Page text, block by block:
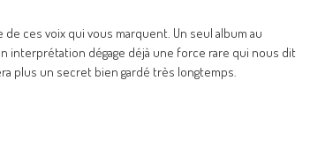
de ces voix qui vous marquent. Un seul album au
interprétation dégage déjà une force rare qui nous dit
plus un secret bien gardé très longtemps.